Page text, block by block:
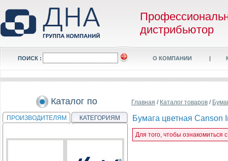
дистрибьютор
ПОИСК : О КОМПАНИИ |
Каталог по
ПРОИЗВОДИТЕЛЯМ КАТЕГОРИЯМ
Главная / Каталог товаров /
Бумага цветная Canson
Для того, чтобы ознакомиться